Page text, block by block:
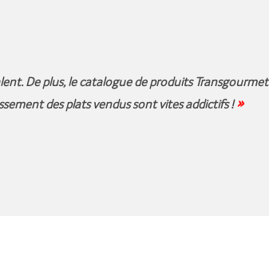
De plus, le catalogue de produits Transgourmet
des plats vendus sont vites addictifs ! »